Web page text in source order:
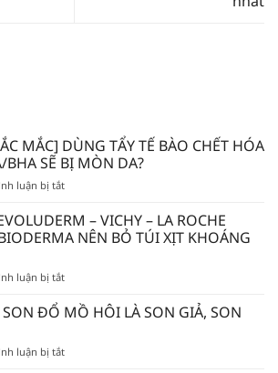
MẮC] DÙNG TẨY TẾ BÀO CHẾT HÓA
BHA SẼ BỊ MÒN DA?
luận bị tắtở
GÓC
THẮC
MẮC]
TẨY
BÀO
CHẾT
HỌC
– VICHY – LA ROCHE
NÊN BỎ TÚI XỊT KHOÁNG
luận bị tắtở
–
EVOLUDERM
VICHY
SON ĐỔ MỒ HÔI LÀ SON GIẢ, SON
luận bị tắtở